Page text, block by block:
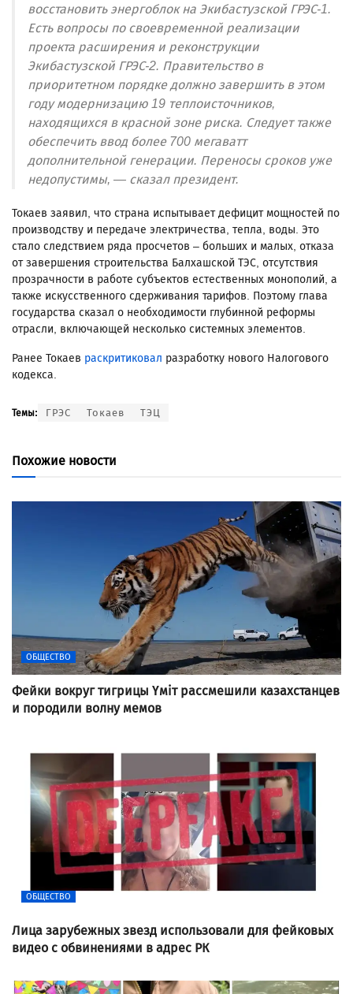
восстановить энергоблок на Экибастузской ГРЭС-1.
Есть вопросы по своевременной реализации
проекта расширения и реконструкции
Экибастузской ГРЭС-2. Правительство в
приоритетном порядке должно завершить в этом
году модернизацию 19 теплоисточников,
находящихся в красной зоне риска. Следует также
обеспечить ввод более 700 мегаватт
дополнительной генерации. Переносы сроков уже
недопустимы, — сказал президент.
Токаев заявил, что страна испытывает дефицит мощностей по
производству и передаче электричества, тепла, воды. Это
стало следствием ряда просчетов – больших и малых, отказа
от завершения строительства Балхашской ТЭС, отсутствия
прозрачности в работе субъектов естественных монополий, а
также искусственного сдерживания тарифов. Поэтому глава
государства сказал о необходимости глубинной реформы
отрасли, включающей несколько системных элементов.
Ранее Токаев раскритиковал разработку нового Налогового
кодекса.
Темы: ГРЭС Токаев ТЭЦ
Похожие новости
ОБЩЕСТВО
Фейки вокруг тигрицы Үміт рассмешили казахстанцев
и породили волну мемов
ОБЩЕСТВО
Лица зарубежных звезд использовали для фейковых
видео с обвинениями в адрес РК